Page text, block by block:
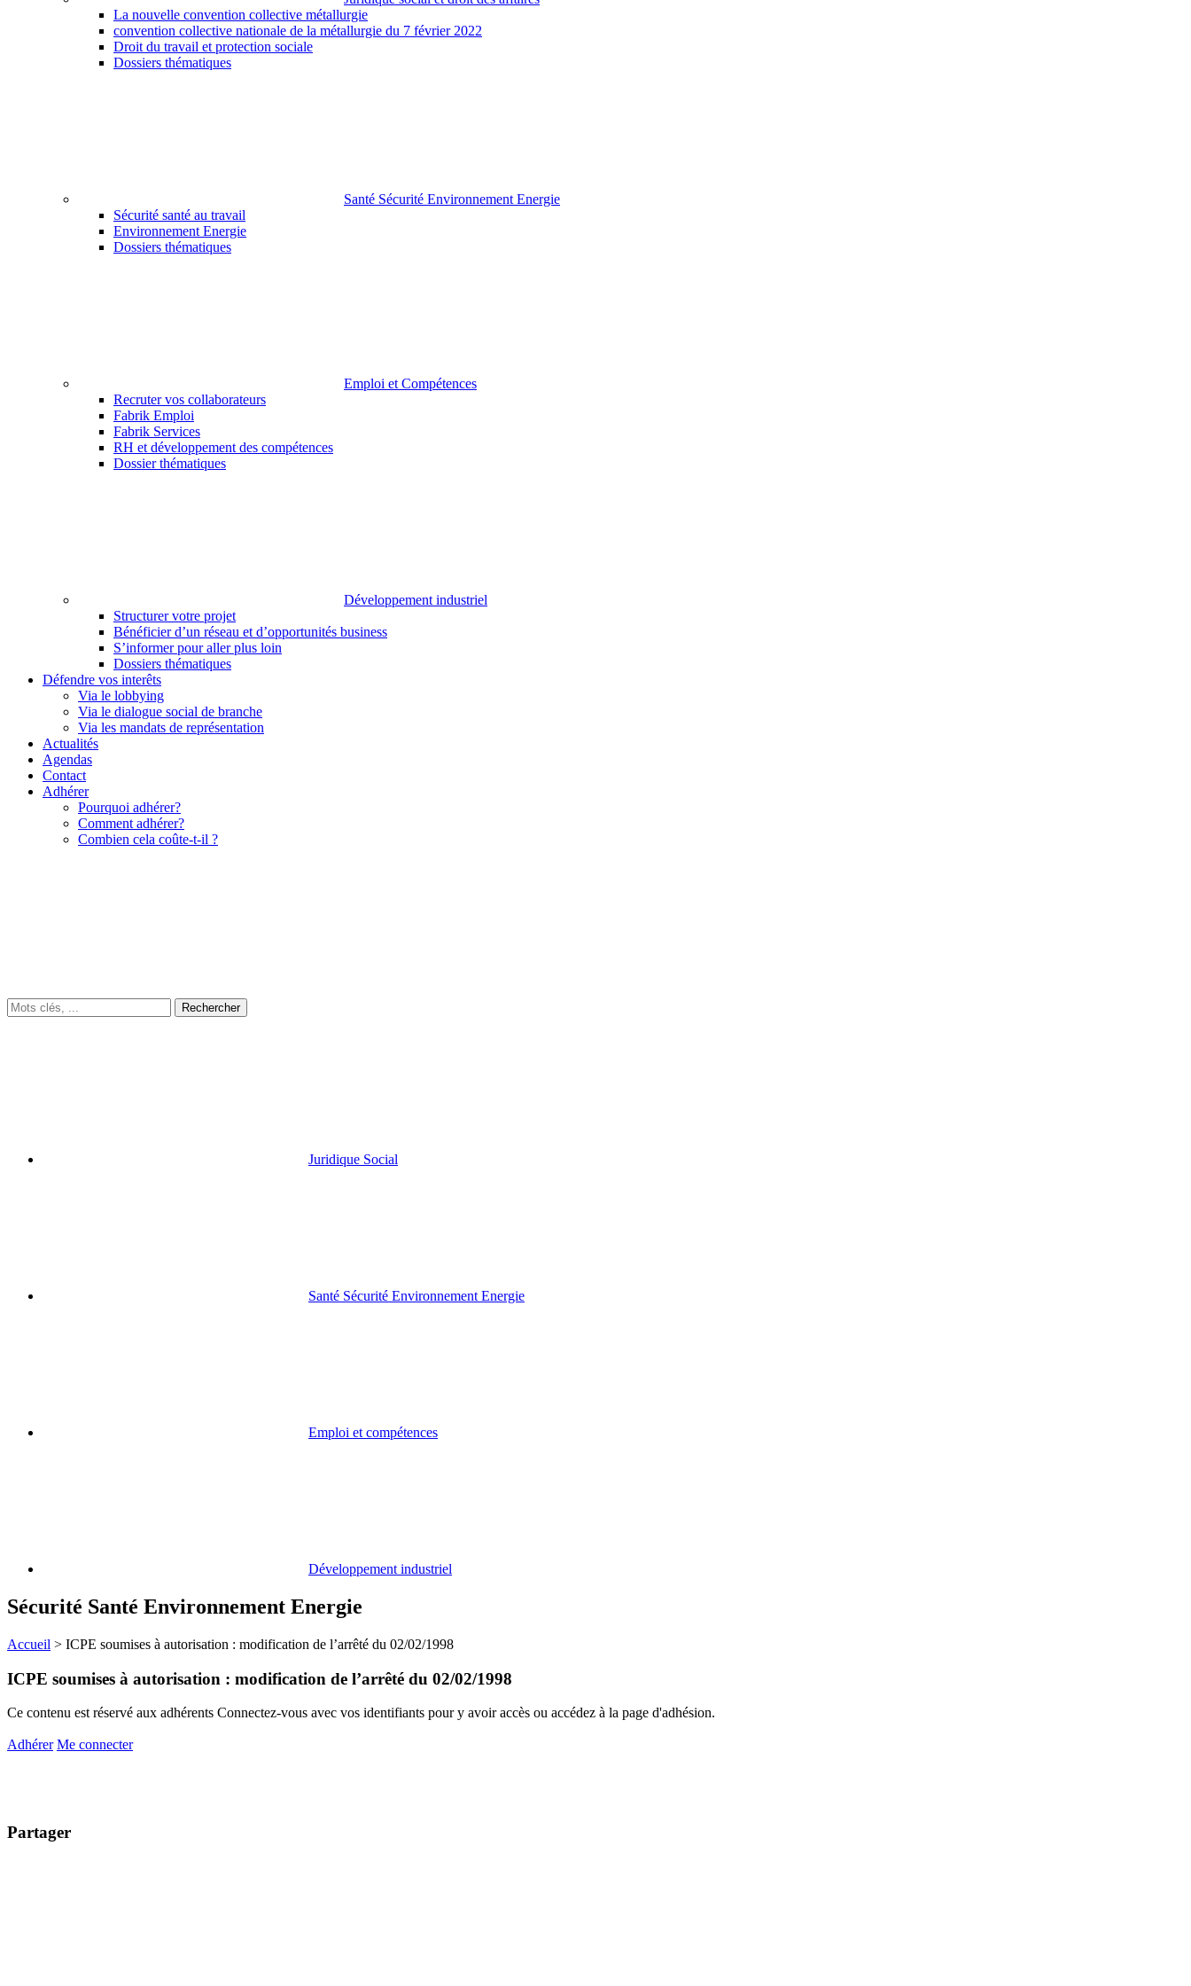
La nouvelle convention collective métallurgie
convention collective nationale de la métallurgie du 7 février 2022
Droit du travail et protection sociale
Dossiers thématiques
Santé Sécurité Environnement Energie
Sécurité santé au travail
Environnement Energie
Dossiers thématiques
Emploi et Compétences
Recruter vos collaborateurs
Fabrik Emploi
Fabrik Services
RH et développement des compétences
Dossier thématiques
Développement industriel
Structurer votre projet
Bénéficier d’un réseau et d’opportunités business
S’informer pour aller plus loin
Dossiers thématiques
Défendre vos interêts
Via le lobbying
Via le dialogue social de branche
Via les mandats de représentation
Actualités
Agendas
Contact
Adhérer
Pourquoi adhérer?
Comment adhérer?
Combien cela coûte-t-il ?
Juridique Social
Santé Sécurité Environnement Energie
Emploi et compétences
Développement industriel
Sécurité Santé Environnement Energie
Accueil > ICPE soumises à autorisation : modification de l’arrêté du 02/02/1998
ICPE soumises à autorisation : modification de l’arrêté du 02/02/1998
Ce contenu est réservé aux adhérents Connectez-vous avec vos identifiants pour y avoir accès ou accédez à la page d'adhésion.
Adhérer Me connecter
Partager